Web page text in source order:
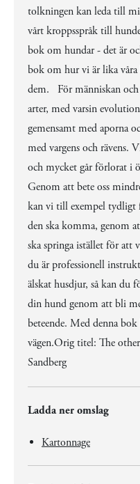
tolkningen kan leda till
vårt kroppsspråk till
bok om hundar - det är
bok om hur vi är lika
dem. För människan
arter, med varsin
gemensamt med aporna
med vargens och rävens.
och mycket går förlorat i
Genom att bete oss
kan vi till exempel tydligt
den ska komma, genom
ska springa istället för att
du är professionell
älskat husdjur, så kan du
din hund genom att bli
beteende. Med denna
vägen.Orig titel: The
Sandberg
Ladda ner omslag
Kartonnage